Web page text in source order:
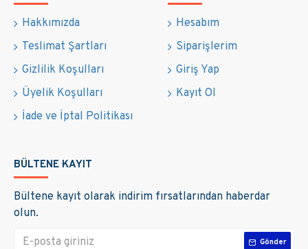
Hakkımızda
Teslimat Şartları
Gizlilik Koşulları
Üyelik Koşulları
İade ve İptal Politikası
Hesabım
Siparişlerim
Giriş Yap
Kayıt Ol
BÜLTENE KAYIT
Bültene kayıt olarak indirim fırsatlarından haberdar
olun.
Gönder